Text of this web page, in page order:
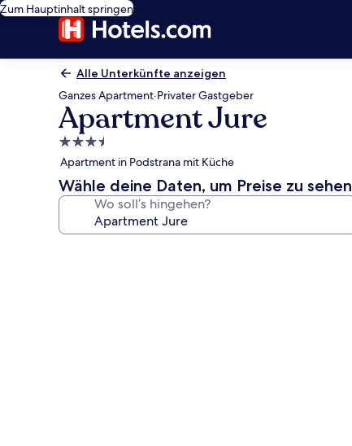
Zum Hauptinhalt springen
Alle Unterkünfte anzeigen
Ganzes Apartment·Privater Gastgeber
Apartment Jure
3.5-
Sterne-
Unterkunft
Apartment in Podstrana mit Küche
Wähle deine Daten, um Preise zu sehen
Wo soll’s hingehen?